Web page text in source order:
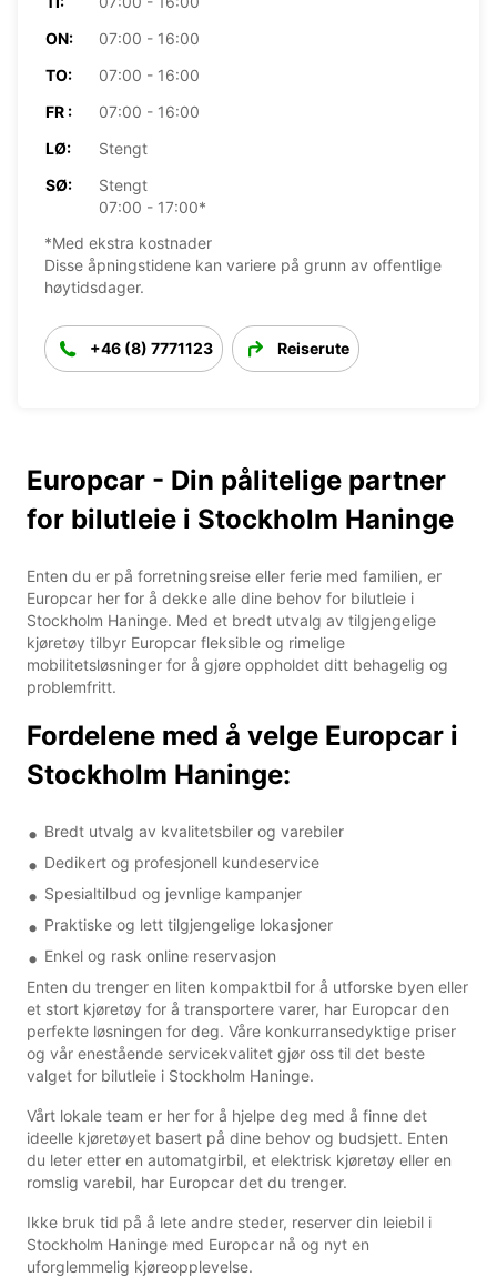
ON:
07:00 - 16:00
TO:
07:00 - 16:00
FR :
07:00 - 16:00
LØ:
Stengt
SØ:
Stengt
07:00 - 17:00*
*Med ekstra kostnader
Disse åpningstidene kan variere på grunn av offentlige
høytidsdager.
+46 (8) 7771123 Reiserute
Europcar - Din pålitelige partner
for bilutleie i Stockholm Haninge
Enten du er på forretningsreise eller ferie med familien, er
Europcar her for å dekke alle dine behov for bilutleie i
Stockholm Haninge. Med et bredt utvalg av tilgjengelige
kjøretøy tilbyr Europcar fleksible og rimelige
mobilitetsløsninger for å gjøre oppholdet ditt behagelig og
problemfritt.
Fordelene med å velge Europcar i
Stockholm Haninge:
Bredt utvalg av kvalitetsbiler og varebiler
Dedikert og profesjonell kundeservice
Spesialtilbud og jevnlige kampanjer
Praktiske og lett tilgjengelige lokasjoner
Enkel og rask online reservasjon
Enten du trenger en liten kompaktbil for å utforske byen eller
et stort kjøretøy for å transportere varer, har Europcar den
perfekte løsningen for deg. Våre konkurransedyktige priser
og vår enestående servicekvalitet gjør oss til det beste
valget for bilutleie i Stockholm Haninge.
Vårt lokale team er her for å hjelpe deg med å finne det
ideelle kjøretøyet basert på dine behov og budsjett. Enten
du leter etter en automatgirbil, et elektrisk kjøretøy eller en
romslig varebil, har Europcar det du trenger.
Ikke bruk tid på å lete andre steder, reserver din leiebil i
Stockholm Haninge med Europcar nå og nyt en
uforglemmelig kjøreopplevelse.